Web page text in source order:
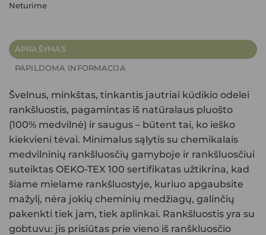
Neturime
APRAŠYMAS
PAPILDOMA INFORMACIJA
Švelnus, minkštas, tinkantis jautriai kūdikio odelei
rankšluostis, pagamintas iš natūralaus pluošto
(100% medvilnė) ir saugus – būtent tai, ko ieško
kiekvieni tėvai. Minimalus sąlytis su chemikalais
medvilninių rankšluosčių gamyboje ir rankšluosčiui
suteiktas OEKO-TEX 100 sertifikatas užtikrina, kad
šiame mielame rankšluostyje, kuriuo apgaubsite
mažylį, nėra jokių cheminių medžiagų, galinčių
pakenkti tiek jam, tiek aplinkai. Rankšluostis yra su
gobtuvu: jis prisiūtas prie vieno iš ranškluosčio